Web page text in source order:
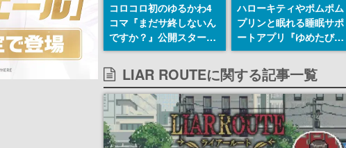
コロコロ初のゆるかわ4
コマ『まだサ終しないん
ですか？』公開スター
ト。主人公は新入社員の
侘石ダイヤ、ゲーム会社
を舞台にトラブルへ対応
する社員たちを描く
ハローキティやポムポム
プリンと眠れる睡眠サポ
ートアプリ『ゆめたび』
が配信中。キャラごとの
ASMRや目覚ましアラー
ムも搭載
LIAR ROUTEに関する記事一覧